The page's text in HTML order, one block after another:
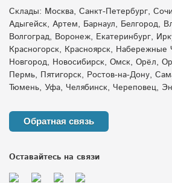
Склады: Москва, Санкт-Петербург,
Адыгейск, Артем, Барнаул, Белгород,
Волгоград, Воронеж, Екатеринбург,
Красногорск, Красноярск,
Новгород, Новосибирск, Омск, Орёл,
Пермь, Пятигорск, Ростов-на-Дону,
Тюмень, Уфа, Челябинск, Череповец,
Обратная связь
Оставайтесь на связи